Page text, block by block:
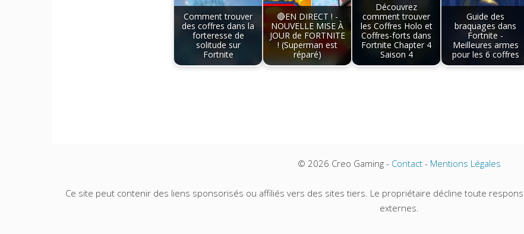
Comment trouver
des coffres dans la
forteresse de
solitude sur
Fortnite
🔴EN DIRECT ! -
NOUVELLE MISE À
JOUR de FORTNITE
! (Superman est
réparé)
Découvrez
comment trouver
les Coffres Holo et
Coffres-forts dans
Fortnite Chapter 4
Saison 4
Guide des
braquages dans
Fortnite -
Meilleures armes
pour les 6 coffres
© 2026 Creo Gaming - Contact - Mentions Légales
Ce site peut contenir des liens sponsorisés ou affiliés vers des sites tiers. Le propriétaire décline toute
externes.